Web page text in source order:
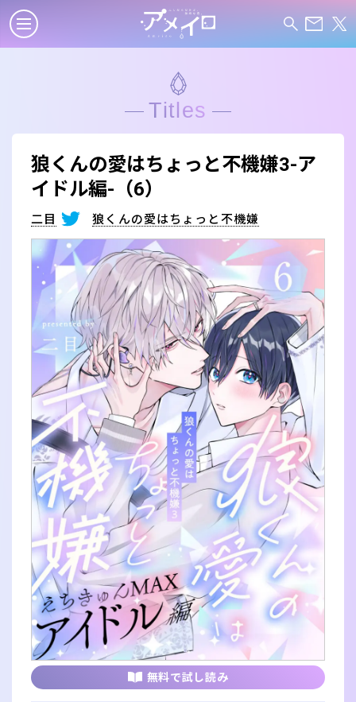
Titles
狼くんの愛はちょっと不機嫌3-ア
イドル編-（6）
二目 狼くんの愛はちょっと不機嫌
無料で試し読み